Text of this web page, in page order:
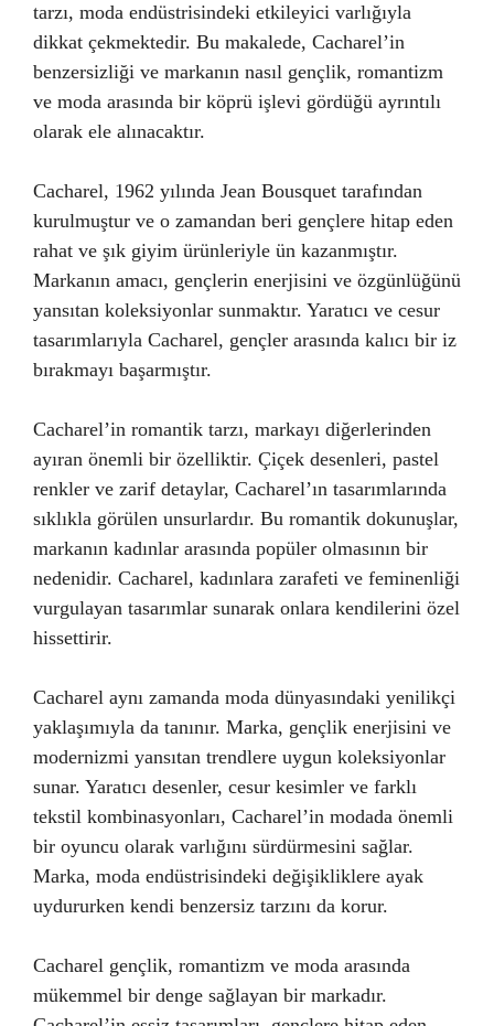
tarzı, moda endüstrisindeki etkileyici varlığıyla
dikkat çekmektedir. Bu makalede, Cacharel’in
benzersizliği ve markanın nasıl gençlik, romantizm
ve moda arasında bir köprü işlevi gördüğü ayrıntılı
olarak ele alınacaktır.
Cacharel, 1962 yılında Jean Bousquet tarafından
kurulmuştur ve o zamandan beri gençlere hitap eden
rahat ve şık giyim ürünleriyle ün kazanmıştır.
Markanın amacı, gençlerin enerjisini ve özgünlüğünü
yansıtan koleksiyonlar sunmaktır. Yaratıcı ve cesur
tasarımlarıyla Cacharel, gençler arasında kalıcı bir iz
bırakmayı başarmıştır.
Cacharel’in romantik tarzı, markayı diğerlerinden
ayıran önemli bir özelliktir. Çiçek desenleri, pastel
renkler ve zarif detaylar, Cacharel’ın tasarımlarında
sıklıkla görülen unsurlardır. Bu romantik dokunuşlar,
markanın kadınlar arasında popüler olmasının bir
nedenidir. Cacharel, kadınlara zarafeti ve feminenliği
vurgulayan tasarımlar sunarak onlara kendilerini özel
hissettirir.
Cacharel aynı zamanda moda dünyasındaki yenilikçi
yaklaşımıyla da tanınır. Marka, gençlik enerjisini ve
modernizmi yansıtan trendlere uygun koleksiyonlar
sunar. Yaratıcı desenler, cesur kesimler ve farklı
tekstil kombinasyonları, Cacharel’in modada önemli
bir oyuncu olarak varlığını sürdürmesini sağlar.
Marka, moda endüstrisindeki değişikliklere ayak
uydururken kendi benzersiz tarzını da korur.
Cacharel gençlik, romantizm ve moda arasında
mükemmel bir denge sağlayan bir markadır.